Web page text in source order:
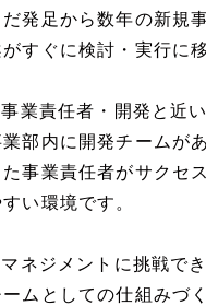
発足から数年の新規
すぐに検討・実行に
業責任者・開発と近
部内に開発チームが
事業責任者がサクセ
い環境です。
ネジメントに挑戦で
ムとしての仕組みづ